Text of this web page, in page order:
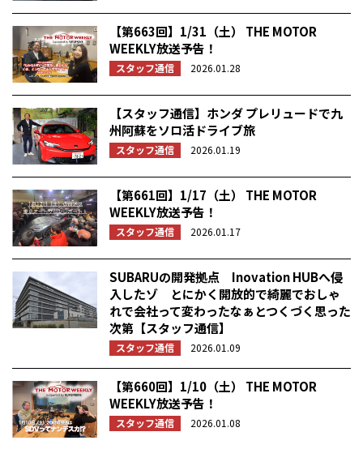
【第663回】1/31（土） THE MOTOR
WEEKLY放送予告！
スタッフ通信 2026.01.28
【スタッフ通信】ホンダ プレリュードで九
州阿蘇をソロ活ドライブ旅
スタッフ通信 2026.01.19
【第661回】1/17（土） THE MOTOR
WEEKLY放送予告！
スタッフ通信 2026.01.17
SUBARUの開発拠点 Inovation HUBへ侵
入したゾ とにかく開放的で綺麗でおしゃ
れで会社って変わったなぁとつくづく思った
次第【スタッフ通信】
スタッフ通信 2026.01.09
【第660回】1/10（土） THE MOTOR
WEEKLY放送予告！
スタッフ通信 2026.01.08